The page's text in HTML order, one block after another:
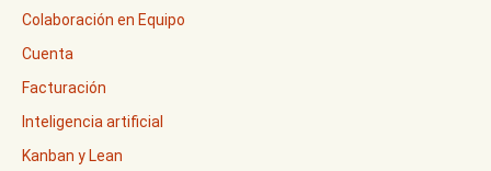
Colaboración en Equipo
Cuenta
Facturación
Inteligencia artificial
Kanban y Lean